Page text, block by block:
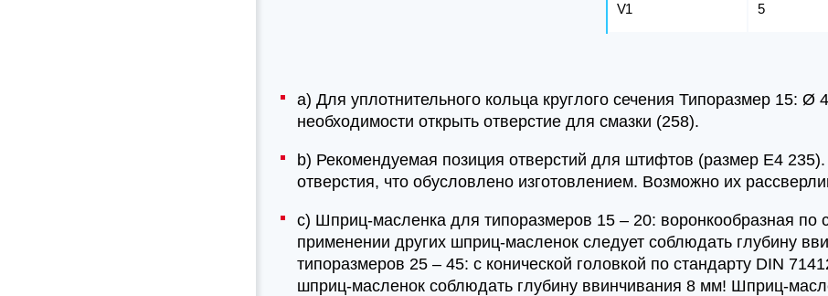
V1 5
а) Для уплотнительного кольца круглого сечения Типоразмер 15:
необходимости открыть отверстие для смазки (258).
b) Рекомендуемая позиция отверстий для штифтов (размер E4
отверстия, что обусловлено изготовлением. Возможно их
c) Шприц-масленка для типоразмеров 15 – 20: воронкообразная по
применении других шприц-масленок следует соблюдать глубину
типоразмеров 25 – 45: с конической головкой по стандарту DIN
шприц-масленок соблюдать глубину ввинчивания 8 мм! Шприц-